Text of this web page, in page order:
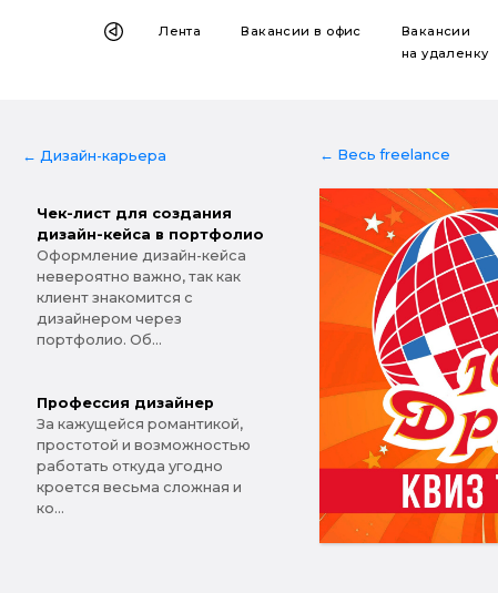
Лента Вакансиив офис
Вакансии
на удаленку
← Дизайн-карьера
Чек-лист для создания
дизайн-кейса в портфолио
Оформление дизайн-кейса
невероятно важно, так как
клиент знакомится с
дизайнером через
портфолио. Об...
Профессия дизайнер
За кажущейся романтикой,
простотой и возможностью
работать откуда угодно
кроется весьма сложная и
ко...
← Весь freelance